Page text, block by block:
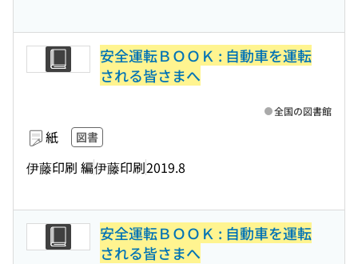
安全運転ＢＯＯＫ : 自動車を運転
される皆さまへ
紙 図書
伊藤印刷 編伊藤印刷2019.8
全国の図書館
安全運転ＢＯＯＫ : 自動車を運転
される皆さまへ